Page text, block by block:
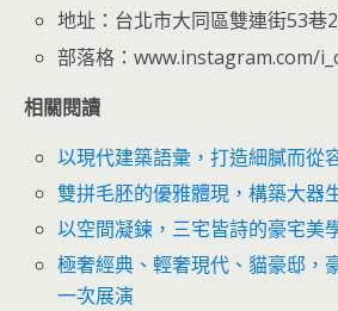
地址：台北市大同區雙連街53巷
部落格：www.instagram.com/
相關閱讀
以現代建築語彙，打造細膩而從
雙拼毛胚的優雅體現，構築大器
以空間凝鍊，三宅皆詩的豪宅美
極奢經典、輕奢現代、貓豪邸，
一次展演